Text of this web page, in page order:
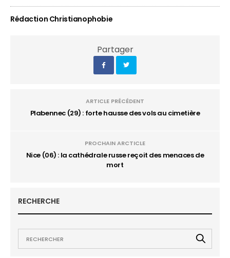
Rédaction Christianophobie
Partager
ARTICLE PRÉCÉDENT
Plabennec (29) : forte hausse des vols au cimetière
PROCHAIN ARCTICLE
Nice (06) : la cathédrale russe reçoit des menaces de
mort
RECHERCHE